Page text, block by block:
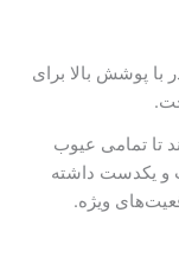
تا تمامی عیوب
و یکدست داشته
ویژه.